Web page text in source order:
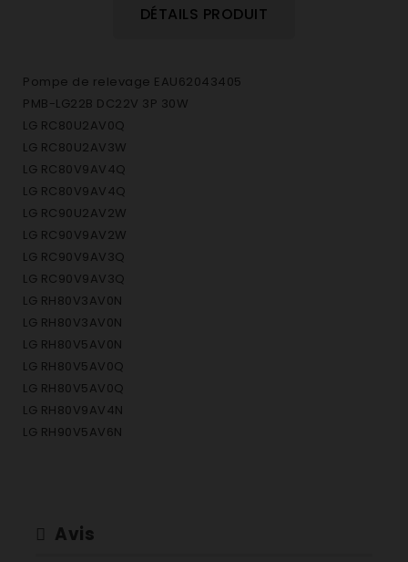
DÉTAILS PRODUIT
Pompe de relevage EAU62043405
PMB-LG22B DC22V 3P 30W
LG RC80U2AV0Q
LG RC80U2AV3W
LG RC80V9AV4Q
LG RC80V9AV4Q
LG RC90U2AV2W
LG RC90V9AV2W
LG RC90V9AV3Q
LG RC90V9AV3Q
LG RH80V3AV0N
LG RH80V3AV0N
LG RH80V5AV0N
LG RH80V5AV0Q
LG RH80V5AV0Q
LG RH80V9AV4N
LG RH90V5AV6N
Avis